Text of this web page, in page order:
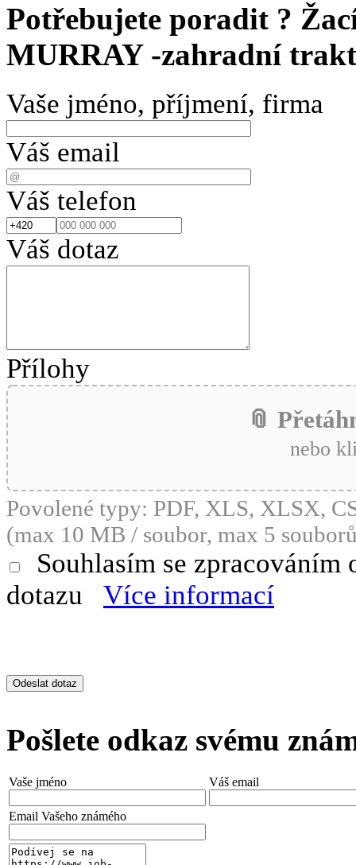
Potřebujete poradit ?
MURRAY -zahradní
Vaše jméno, příjmení, firma
Váš email
Váš telefon
Váš dotaz
Přílohy
📎
nebo
Povolené typy: PDF, XLS, XLSX,
(max 10 MB / soubor, max 5
Souhlasím se
dotazu
Více informací
Pošlete odkaz svému
Vaše jméno Váš email
Email Vašeho známého